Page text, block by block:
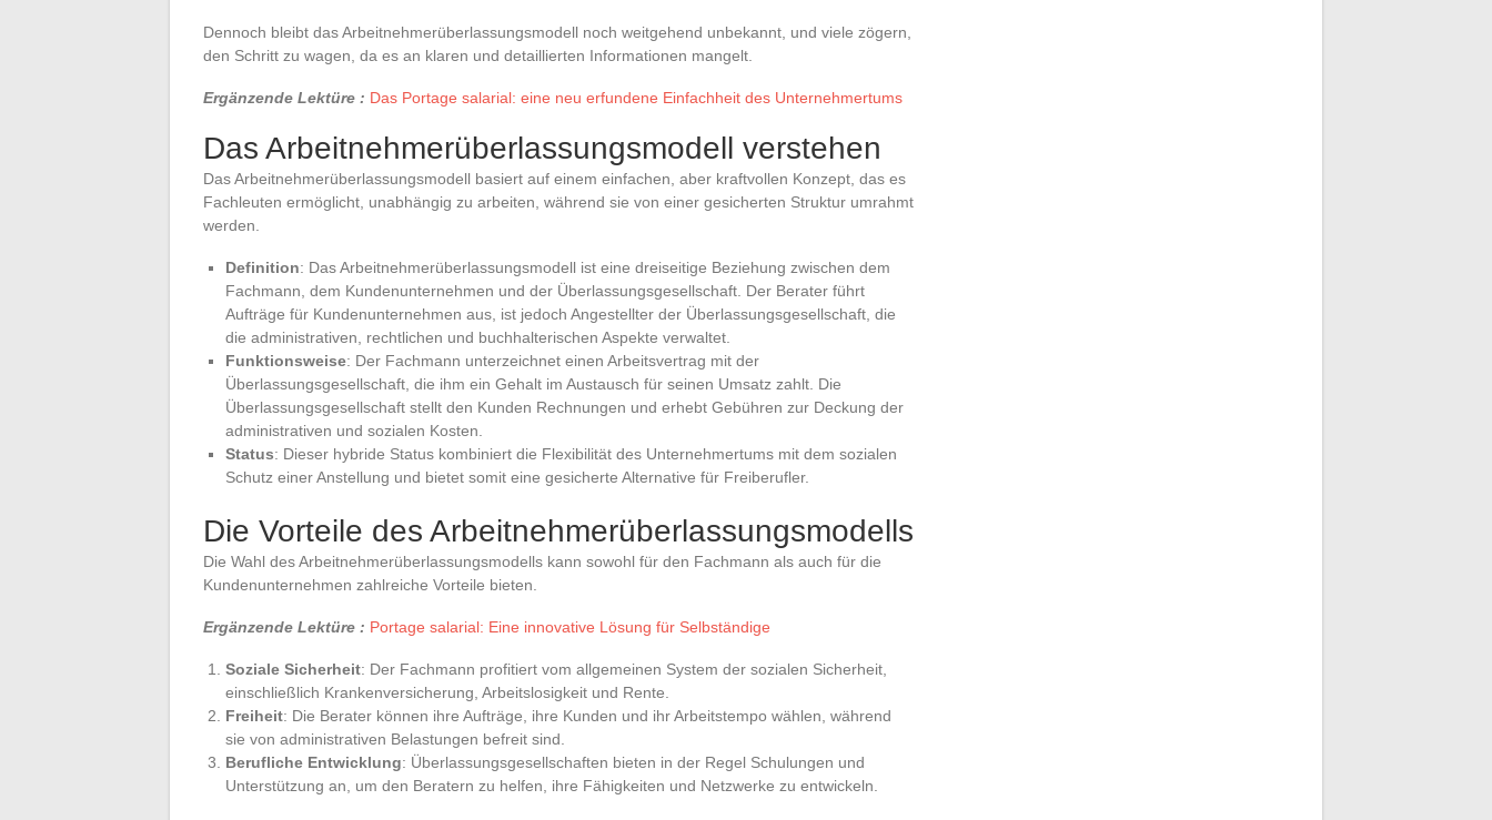
Dennoch bleibt das Arbeitnehmerüberlassungsmodell noch weitgehend unbekannt, und viele zögern,
den Schritt zu wagen, da es an klaren und detaillierten Informationen mangelt.
Ergänzende Lektüre : Das Portage salarial: eine neu erfundene Einfachheit des Unternehmertums
Das Arbeitnehmerüberlassungsmodell verstehen
Das Arbeitnehmerüberlassungsmodell basiert auf einem einfachen, aber kraftvollen Konzept, das es
Fachleuten ermöglicht, unabhängig zu arbeiten, während sie von einer gesicherten Struktur umrahmt
werden.
Definition: Das Arbeitnehmerüberlassungsmodell ist eine dreiseitige Beziehung zwischen dem
Fachmann, dem Kundenunternehmen und der Überlassungsgesellschaft. Der Berater führt
Aufträge für Kundenunternehmen aus, ist jedoch Angestellter der Überlassungsgesellschaft, die
die administrativen, rechtlichen und buchhalterischen Aspekte verwaltet.
Funktionsweise: Der Fachmann unterzeichnet einen Arbeitsvertrag mit der
Überlassungsgesellschaft, die ihm ein Gehalt im Austausch für seinen Umsatz zahlt. Die
Überlassungsgesellschaft stellt den Kunden Rechnungen und erhebt Gebühren zur Deckung der
administrativen und sozialen Kosten.
Status: Dieser hybride Status kombiniert die Flexibilität des Unternehmertums mit dem sozialen
Schutz einer Anstellung und bietet somit eine gesicherte Alternative für Freiberufler.
Die Vorteile des Arbeitnehmerüberlassungsmodells
Die Wahl des Arbeitnehmerüberlassungsmodells kann sowohl für den Fachmann als auch für die
Kundenunternehmen zahlreiche Vorteile bieten.
Ergänzende Lektüre : Portage salarial: Eine innovative Lösung für Selbständige
Soziale Sicherheit: Der Fachmann profitiert vom allgemeinen System der sozialen Sicherheit,
einschließlich Krankenversicherung, Arbeitslosigkeit und Rente.
Freiheit: Die Berater können ihre Aufträge, ihre Kunden und ihr Arbeitstempo wählen, während
sie von administrativen Belastungen befreit sind.
Berufliche Entwicklung: Überlassungsgesellschaften bieten in der Regel Schulungen und
Unterstützung an, um den Beratern zu helfen, ihre Fähigkeiten und Netzwerke zu entwickeln.